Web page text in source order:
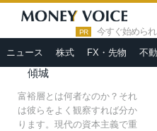
PR 今すぐ始めら
ニュース 株式 FX・先物 不
HOME » ビル・ゲイツ
日本人の大半が選ぶ「株
式を保有しない人生」は
糞ハードモードだ＝鈴木
傾城
富裕層とは何者なのか？それ
は彼らをよく観察すれば分か
ります。現代の資本主義で重